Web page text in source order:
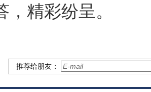
，精彩纷呈。
推荐给朋友：